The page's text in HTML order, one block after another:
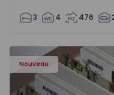
3 4 476
Nouveau
1574794 - 6
Maison Jumelée T3